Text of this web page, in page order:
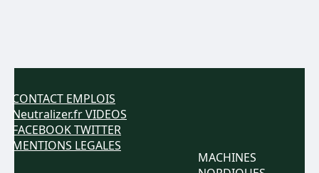
CONTACT EMPLOIS
Neutralizer.frVIDEOS
FACEBOOKTWITTER
MENTIONS LEGALES
MACHINES